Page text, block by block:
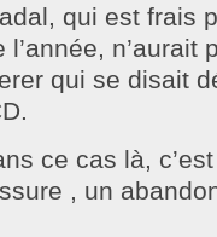
qui est frais
n’aurait
qui se disait
ce cas là,
, un